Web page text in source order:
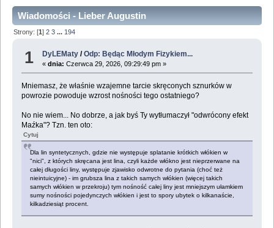
Wiadomości - Lieber Augustin
Strony: [1]2 3 ... 194
1 DyLEMaty /Odp: Będąc Młodym Fizykiem...
«dnia: Czerwca 29, 2026, 09:29:49 pm »
Mniemasz, że właśnie wzajemne tarcie skręconych sznurków w
powrozie powoduje wzrost nośności tego ostatniego?
No nie wiem... No dobrze, a jak byś Ty wytłumaczył "odwrócony efekt
Maźka"? Tzn. ten oto:
Cytuj
Dla lin syntetycznych, gdzie nie występuje splatanie krótkich włókien w
"nici", z których skręcana jest lina, czyli każde włókno jest nieprzerwane na
całej długości liny, występuje zjawisko odwrotne do pytania (choć też
nieintuicyjne) - im grubsza lina z takich samych włókien (więcej takich
samych włókien w przekroju) tym nośność całej liny jest mniejszym ułamkiem
sumy nośności pojedynczych włókien i jest to spory ubytek o kilkanaście,
kilkadziesiąt procent.